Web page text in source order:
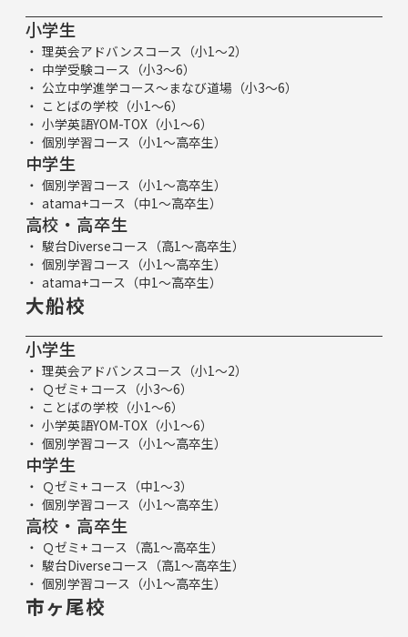
小学生
理英会アドバンスコース（小1～2）
中学受験コース（小3～6）
公立中学進学コース～まなび道場（小3～6）
ことばの学校（小1～6）
小学英語YOM-TOX（小1～6）
個別学習コース（小1～高卒生）
中学生
個別学習コース（小1～高卒生）
atama+コース（中1～高卒生）
高校・高卒生
駿台Diverseコース（高1～高卒生）
個別学習コース（小1～高卒生）
atama+コース（中1～高卒生）
大船校
小学生
理英会アドバンスコース（小1～2）
Ｑゼミ+ コース（小3～6）
ことばの学校（小1～6）
小学英語YOM-TOX（小1～6）
個別学習コース（小1～高卒生）
中学生
Ｑゼミ+ コース（中1～3）
個別学習コース（小1～高卒生）
高校・高卒生
Ｑゼミ+ コース（高1～高卒生）
駿台Diverseコース（高1～高卒生）
個別学習コース（小1～高卒生）
市ヶ尾校